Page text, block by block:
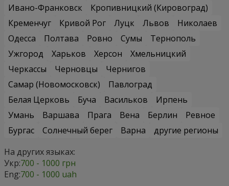
Ивано-Франковск
Кропивницкий (Кировоград)
Кременчуг
Кривой Рог Луцк Львов
Николаев
Одесса
Полтава Ровно Сумы
Тернополь
Ужгород
Харьков Херсон
Хмельницкий
Черкассы
Черновцы
Чернигов
Самар (Новомосковск)
Павлоград
Белая Церковь
Буча Васильков
Ирпень
Умань
Варшава Прага Вена Берлин
Ревное
Бургас
Солнечный берег Варна
другие регионы
На других языках:
Укр:700 - 1000 грн
Eng:700 - 1000 uah